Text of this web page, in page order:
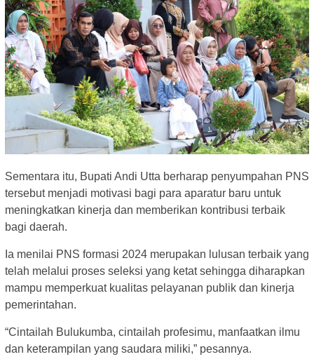
Sementara itu, Bupati Andi Utta berharap penyumpahan PNS
tersebut menjadi motivasi bagi para aparatur baru untuk
meningkatkan kinerja dan memberikan kontribusi terbaik
bagi daerah.
Ia menilai PNS formasi 2024 merupakan lulusan terbaik yang
telah melalui proses seleksi yang ketat sehingga diharapkan
mampu memperkuat kualitas pelayanan publik dan kinerja
pemerintahan.
“Cintailah Bulukumba, cintailah profesimu, manfaatkan ilmu
dan keterampilan yang saudara miliki,” pesannya.